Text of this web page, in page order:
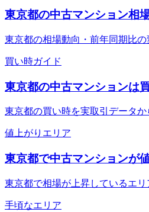
東京都の中古マンション相
東京都の相場動向・前年同期比の
買い時ガイド
東京都の中古マンションは
東京都の買い時を実取引データか
値上がりエリア
東京都で中古マンションが
東京都で相場が上昇しているエリ
手頃なエリア